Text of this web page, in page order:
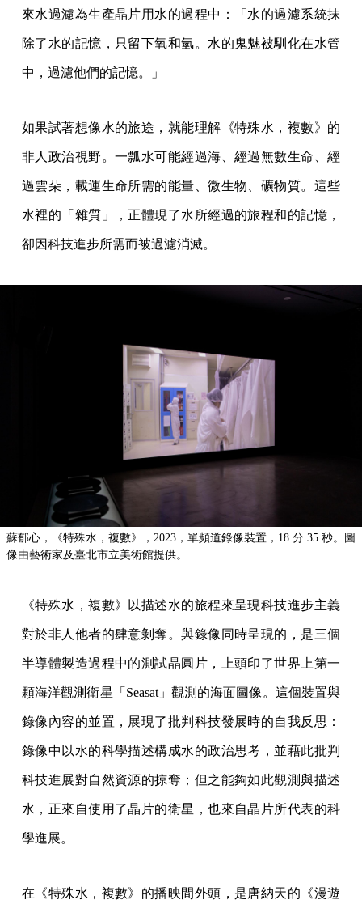
來水過濾為生產晶片用水的過程中：「水的過濾系統抹
除了水的記憶，只留下氧和氫。水的鬼魅被馴化在水管
中，過濾他們的記憶。」
如果試著想像水的旅途，就能理解《特殊水，複數》的
非人政治視野。一瓢水可能經過海、經過無數生命、經
過雲朵，載運生命所需的能量、微生物、礦物質。這些
水裡的「雜質」，正體現了水所經過的旅程和的記憶，
卻因科技進步所需而被過濾消滅。
蘇郁心，《特殊水，複數》，2023，單頻道錄像裝置，18 分 35 秒。圖
像由藝術家及臺北市立美術館提供。
《特殊水，複數》以描述水的旅程來呈現科技進步主義
對於非人他者的肆意剝奪。與錄像同時呈現的，是三個
半導體製造過程中的測試晶圓片，上頭印了世界上第一
顆海洋觀測衛星「Seasat」觀測的海面圖像。這個裝置與
錄像內容的並置，展現了批判科技發展時的自我反思：
錄像中以水的科學描述構成水的政治思考，並藉此批判
科技進展對自然資源的掠奪；但之能夠如此觀測與描述
水，正來自使用了晶片的衛星，也來自晶片所代表的科
學進展。
在《特殊水，複數》的播映間外頭，是唐納天的《漫遊